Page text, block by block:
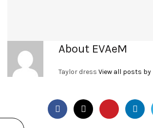
About EVAeM
Taylor dress View all posts by